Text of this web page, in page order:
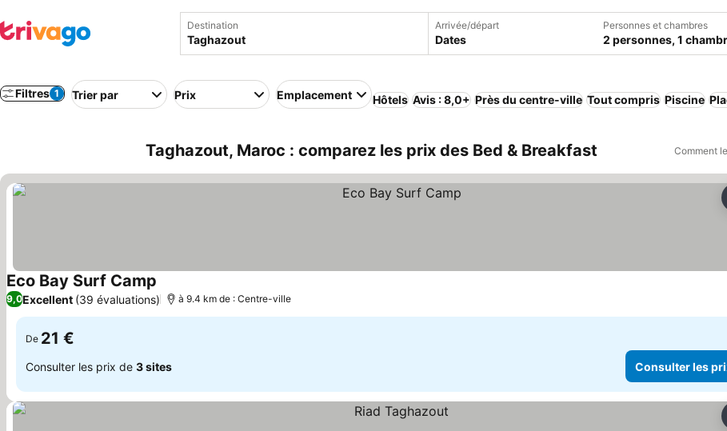
Destination Arrivée/départ
Dates
Personnes et chambres
2 personnes, 1
Filtres 1 Trier par Prix Emplacement Hôtels Avis : 8,0+ Près du centre-ville Tout compris Piscine
Taghazout, Maroc : comparez les prix des Bed & Breakfast Comment
Eco Bay Surf Camp
9,0Excellent (39 évaluations) à 9.4 km de : Centre-ville
De 21 €
Consulter les prix de 3 sites Consulter les